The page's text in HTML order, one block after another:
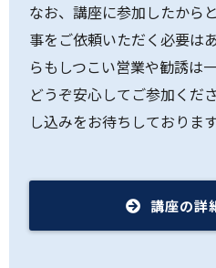
なお、講座に参加したから
事をご依頼いただく必要は
らもしつこい営業や勧誘は
どうぞ安心してご参加くだ
し込みをお待ちしております
講座の詳